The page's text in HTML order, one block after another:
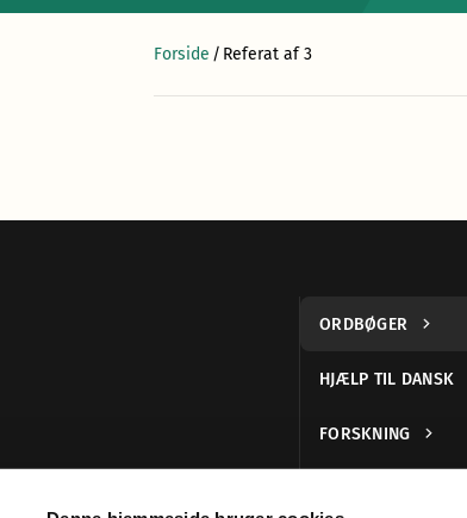
Forside / Referat af 3
ORDBØGER
HJÆLP TIL DANSK
FORSKNING